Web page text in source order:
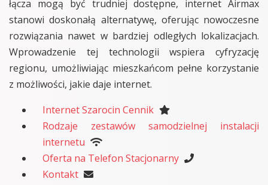
łącza mogą być trudniej dostępne, internet Airmax
stanowi doskonałą alternatywę, oferując nowoczesne
rozwiązania nawet w bardziej odległych lokalizacjach.
Wprowadzenie tej technologii wspiera cyfryzację
regionu, umożliwiając mieszkańcom pełne korzystanie
z możliwości, jakie daje internet.
Internet Szarocin Cennik
Rodzaje zestawów samodzielnej instalacji
internetu
Oferta na Telefon Stacjonarny
Kontakt